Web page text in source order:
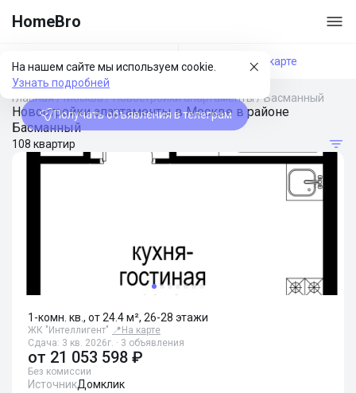
HomeBro
На нашем сайте мы используем cookie.
Узнать подробней
Получать объявления в телеграм
Фильтры На карте
Главная/Москва/Новостройки апартаменты/ Басманный
Новостройки апартаменты в Москве в районе
Басманный
108 квартир
1-комн. кв., от 24.4 м², 26-28 этажи
ЖК "Интеллигент" 📍 На карте
Сдача: 3 кв. 2026г. · 3 объявления
от 21 053 598 ₽
Без комиссии
ИсточникДомклик